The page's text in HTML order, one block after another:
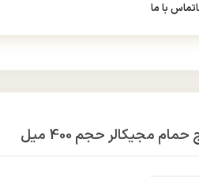
تماس با ما
مجیکالر حجم 400 میل